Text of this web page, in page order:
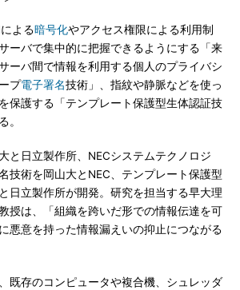
よる暗号化やアクセス権限による利用制
ーバで集中的に把握できるようにする「来
ーバ間で情報を利用する個人のプライバシ
プ電子署名技術」、指紋や静脈などを使っ
保護する「テンプレート保護型生体認証技
。
と日立製作所、NECシステムテクノロジ
技術を岡山大とNEC、テンプレート保護型
日立製作所が開発。研究を担当する早大理
授は、「組織を跨いだ形での情報伝達を可
悪意を持った情報漏えいの抑止につながる
既存のコンピュータや複合機、シュレッダ